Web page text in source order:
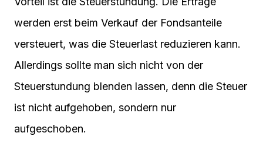
werden erst beim Verkauf der Fondsanteile
versteuert, was die Steuerlast reduzieren kann.
Allerdings sollte man sich nicht von der
Steuerstundung blenden lassen, denn die Steuer
ist nicht aufgehoben, sondern nur
aufgeschoben.